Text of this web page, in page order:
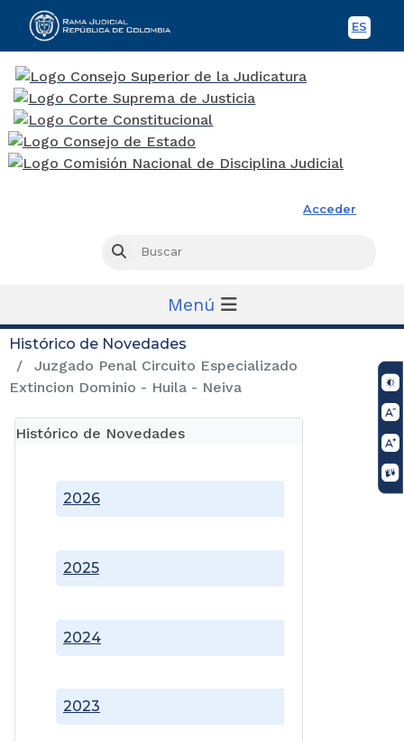
ES
Acceder
Buscar
Menú
Histórico de Novedades
Juzgado Penal Circuito Especializado
Extincion Dominio - Huila - Neiva
Histórico de Novedades
2023
2024
2025
2026